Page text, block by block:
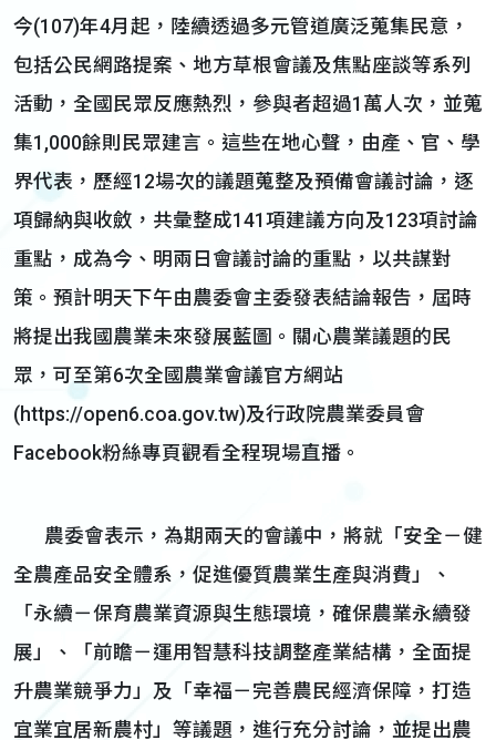
今(107)年4月起，陸續透過多元管道廣泛蒐集民意，
包括公民網路提案、地方草根會議及焦點座談等系列
活動，全國民眾反應熱烈，參與者超過1萬人次，並蒐
集1,000餘則民眾建言。這些在地心聲，由產、官、學
界代表，歷經12場次的議題蒐整及預備會議討論，逐
項歸納與收斂，共彙整成141項建議方向及123項討論
重點，成為今、明兩日會議討論的重點，以共謀對
策。預計明天下午由農委會主委發表結論報告，屆時
將提出我國農業未來發展藍圖。關心農業議題的民
眾，可至第6次全國農業會議官方網站
(https://open6.coa.gov.tw)及行政院農業委員會
Facebook粉絲專頁觀看全程現場直播。
農委會表示，為期兩天的會議中，將就「安全－健
全農產品安全體系，促進優質農業生產與消費」、
「永續－保育農業資源與生態環境，確保農業永續發
展」、「前瞻－運用智慧科技調整產業結構，全面提
升農業競爭力」及「幸福－完善農民經濟保障，打造
宜業宜居新農村」等議題，進行充分討論，並提出農